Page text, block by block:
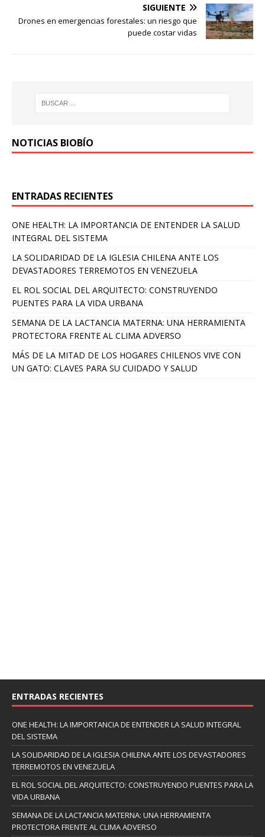
SIGUIENTE
Drones en emergencias forestales: un riesgo que
puede costar vidas
NOTICIAS BIOBÍO
ENTRADAS RECIENTES
ONE HEALTH: LA IMPORTANCIA DE ENTENDER LA SALUD
INTEGRAL DEL SISTEMA
LA SOLIDARIDAD DE LA IGLESIA CHILENA ANTE LOS
DEVASTADORES TERREMOTOS EN VENEZUELA
EL ROL SOCIAL DEL ARQUITECTO: CONSTRUYENDO
PUENTES PARA LA VIDA URBANA
SEMANA DE LA LACTANCIA MATERNA: UNA HERRAMIENTA
PROTECTORA FRENTE AL CLIMA ADVERSO
MÁS DE LA MITAD DE LOS HOGARES CHILENOS VIVE CON
UN GATO: CLAVES PARA SU CUIDADO Y SALUD
ENTRADAS RECIENTES
ONE HEALTH: LA IMPORTANCIA DE ENTENDER LA SALUD INTEGRAL
DEL SISTEMA
LA SOLIDARIDAD DE LA IGLESIA CHILENA ANTE LOS DEVASTADORES
TERREMOTOS EN VENEZUELA
EL ROL SOCIAL DEL ARQUITECTO: CONSTRUYENDO PUENTES PARA LA
VIDA URBANA
SEMANA DE LA LACTANCIA MATERNA: UNA HERRAMIENTA
PROTECTORA FRENTE AL CLIMA ADVERSO